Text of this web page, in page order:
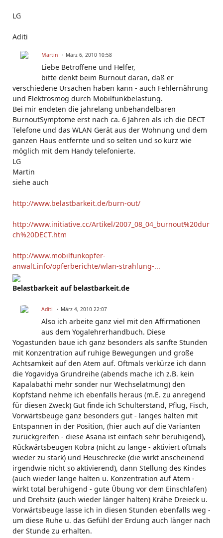
LG
Aditi
Martin März 6, 2010 10:58
Liebe Betroffene und Helfer,
bitte denkt beim Burnout daran, daß er
verschiedene Ursachen haben kann - auch Fehlernährung
und Elektrosmog durch Mobilfunkbelastung.
Bei mir endeten die jahrelang unbehandelbaren
BurnoutSymptome erst nach ca. 6 Jahren als ich die DECT
Telefone und das WLAN Gerät aus der Wohnung und dem
ganzen Haus entfernte und so selten und so kurz wie
möglich mit dem Handy telefonierte.
LG
Martin
siehe auch
http://www.belastbarkeit.de/burn-out/
http://www.initiative.cc/Artikel/2007_08_04_burnout%20dur
ch%20DECT.htm
http://www.mobilfunkopfer-
anwalt.info/opferberichte/wlan-strahlung-...
Belastbarkeit auf belastbarkeit.de
Aditi März 4, 2010 22:07
Also ich arbeite ganz viel mit den Affirmationen
aus dem Yogalehrerhandbuch. Diese
Yogastunden baue ich ganz besonders als sanfte Stunden
mit Konzentration auf ruhige Bewegungen und große
Achtsamkeit auf den Atem auf. Oftmals verkürze ich dann
die Yogavidya Grundreihe (abends mache ich z.B. kein
Kapalabathi mehr sonder nur Wechselatmung) den
Kopfstand nehme ich ebenfalls heraus (m.E. zu anregend
für diesen Zweck) Gut finde ich Schulterstand, Pflug, Fisch,
Vorwärtsbeuge ganz besonders gut - langes halten mit
Entspannen in der Position, (hier auch auf die Varianten
zurückgreifen - diese Asana ist einfach sehr beruhigend),
Rückwärtsbeugen Kobra (nicht zu lange - aktiviert oftmals
wieder zu stark) und Heuschrecke (die wirkt anscheinend
irgendwie nicht so aktivierend), dann Stellung des Kindes
(auch wieder lange halten u. Konzentration auf Atem -
wirkt total beruhigend - gute Übung vor dem Einschlafen)
und Drehsitz (auch wieder länger halten) Krähe Dreieck u.
Vorwärtsbeuge lasse ich in diesen Stunden ebenfalls weg -
um diese Ruhe u. das Gefühl der Erdung auch länger nach
der Stunde zu erhalten.